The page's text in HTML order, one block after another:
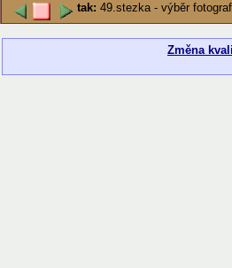
tak: 49.stezka - výběr
Změna